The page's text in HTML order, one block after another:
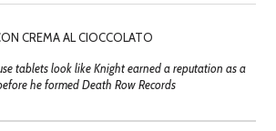
CREMA AL CIOCCOLATO
tablets look like Knight earned a reputation as a
he formed Death Row Records